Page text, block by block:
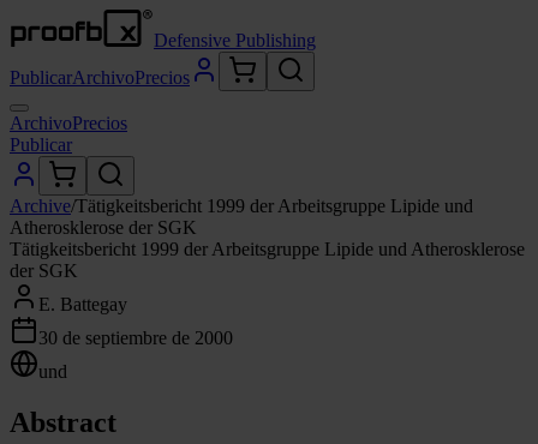
Defensive Publishing
PublicarArchivoPrecios
ArchivoPrecios
Publicar
Archive/Tätigkeitsbericht 1999 der Arbeitsgruppe Lipide und
Atherosklerose der SGK
Tätigkeitsbericht 1999 der Arbeitsgruppe Lipide und Atherosklerose
der SGK
E. Battegay
30 de septiembre de 2000
und
Abstract